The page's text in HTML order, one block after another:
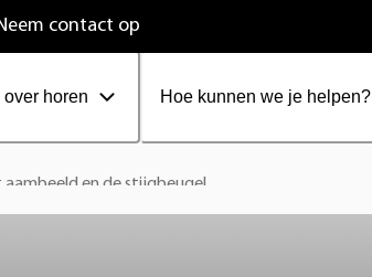
contact op
over horen Hoe kunnen we je helpen?
aambeeld en de stijgbeugel